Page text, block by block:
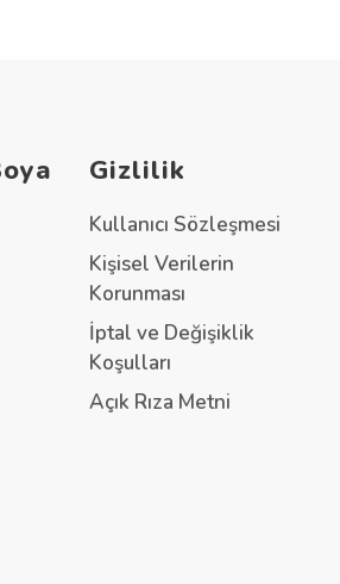
Gizlilik
Kullanıcı Sözleşmesi
Kişisel Verilerin
Korunması
İptal ve Değişiklik
Koşulları
Açık Rıza Metni